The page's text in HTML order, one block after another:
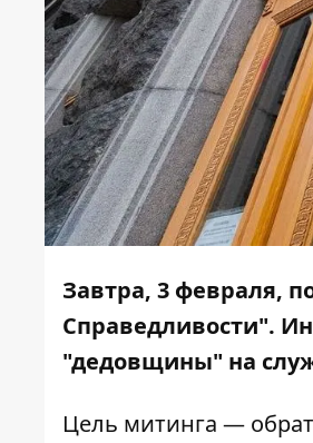
Завтра, 3 февраля,
Справедливости".
"дедовщины" на
Цель митинга —